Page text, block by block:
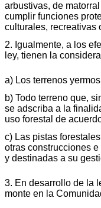
arbustivas, de
cumplir funciones
culturales, recreativas
2. Igualmente, a los
ley, tienen la
a) Los terrenos
b) Todo terreno que,
se adscriba a la
uso forestal de
c) Las pistas
otras construcciones
y destinadas a su
3. En desarrollo de la
monte en la